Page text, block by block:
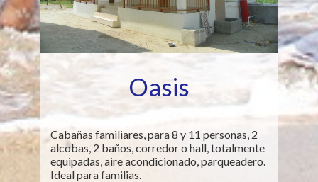
Oasis
Cabañas familiares, para 8 y 11 personas, 2
alcobas, 2 baños, corredor o hall, totalmente
equipadas, aire acondicionado, parqueadero.
Ideal para familias.